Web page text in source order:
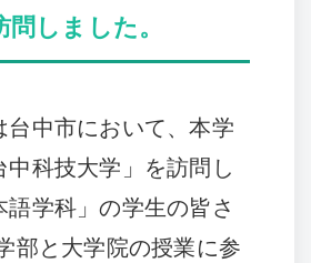
問しました。
台中市において、本学
中科技大学」を訪問し
語学科」の学生の皆さ
部と大学院の授業に参